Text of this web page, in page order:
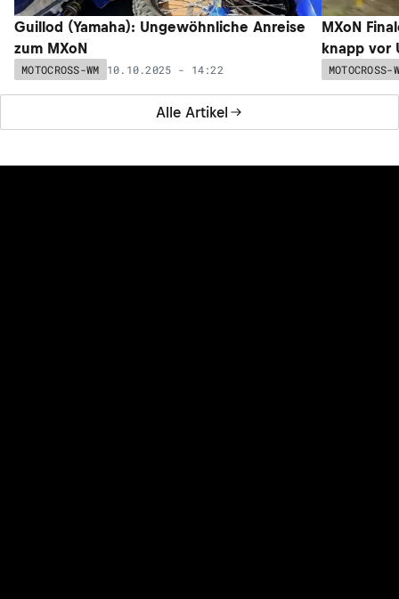
Alle Artikel
Guillod (Yamaha): Ungewöhnliche Anreise
zum MXoN
MOTOCROSS-WM 10.10.2025 - 14:22
MXoN
knapp vor
MOTOCROSS-